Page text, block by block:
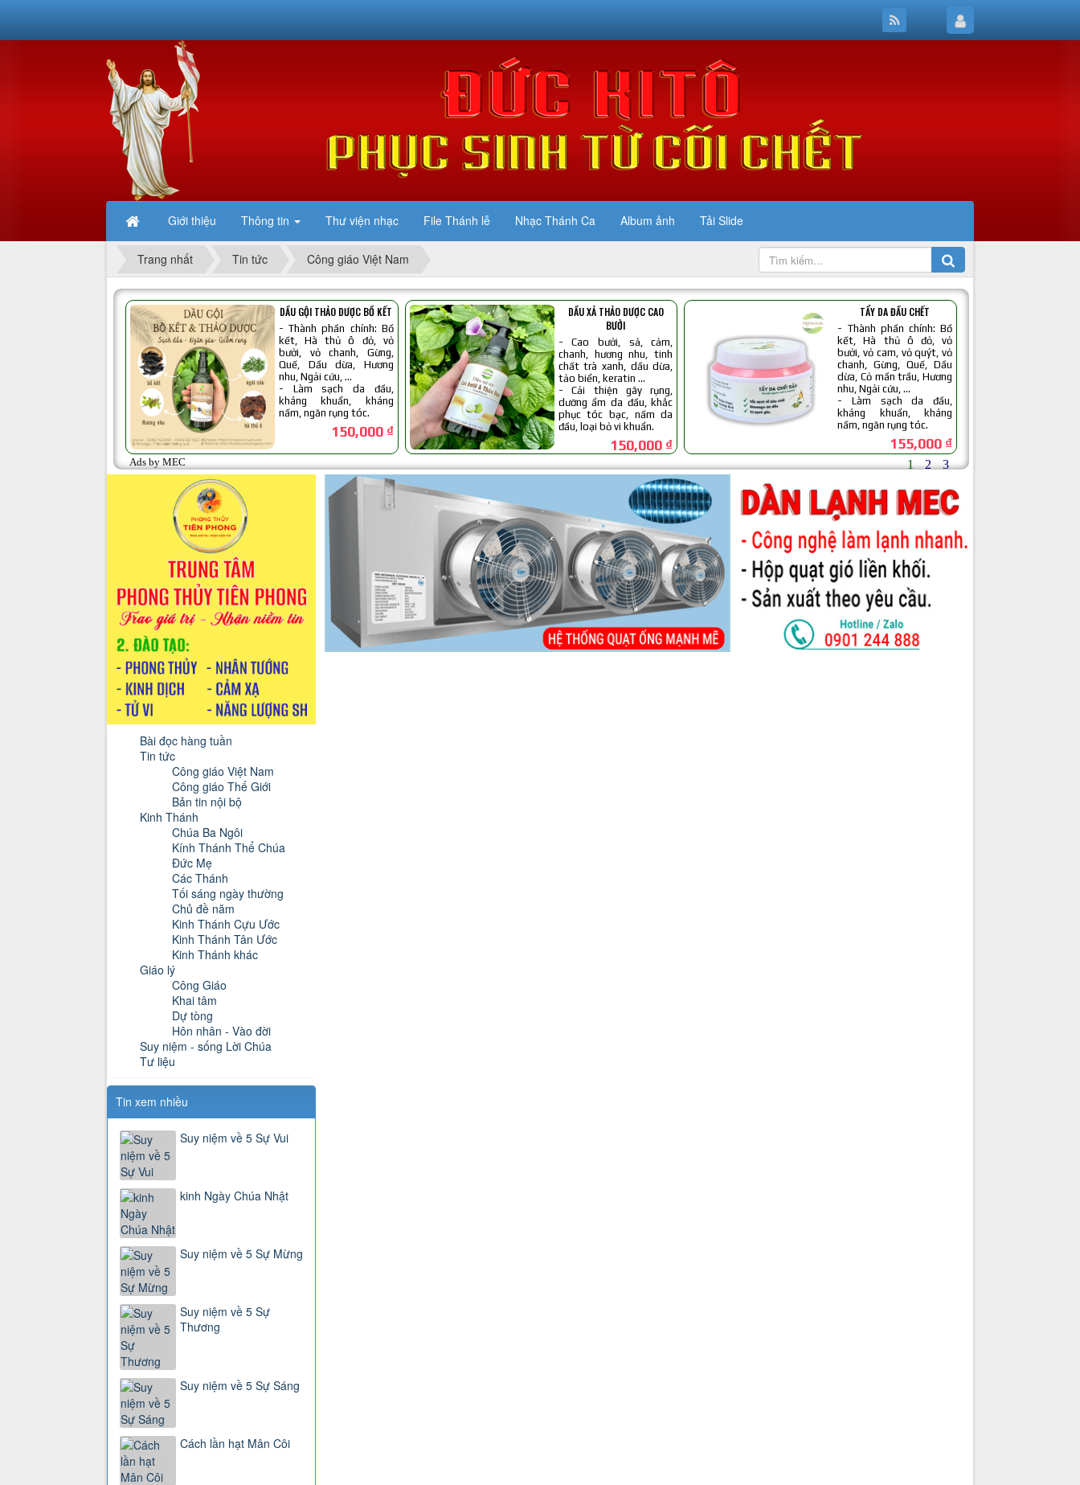
Giới thiệu Thông tin Thư viện nhạc File Thánh lễ Nhạc Thánh Ca Album ảnh Tải Slide
Trang nhất Tin tức Công giáo Việt Nam
Bài đọc hàng tuần
Tin tức
Công giáo Việt Nam
Công giáo Thế Giới
Bản tin nội bộ
Kinh Thánh
Chúa Ba Ngôi
Kính Thánh Thể Chúa
Đức Mẹ
Các Thánh
Tối sáng ngày thường
Chủ đề năm
Kinh Thánh Cựu Ước
Kinh Thánh Tân Ước
Kinh Thánh khác
Giáo lý
Công Giáo
Khai tâm
Dự tòng
Hôn nhân - Vào đời
Suy niệm - sống Lời Chúa
Tư liệu
Tin xem nhiều
Suy niệm về 5 Sự Vui
kinh Ngày Chúa Nhật
Suy niệm về 5 Sự Mừng
Suy niệm về 5 Sự
Thương
Suy niệm về 5 Sự Sáng
Cách lần hạt Mân Côi